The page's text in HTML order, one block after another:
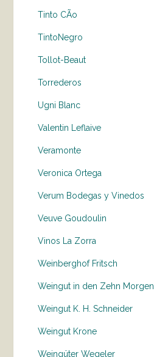
Tinto CÃo
TintoNegro
Tollot-Beaut
Torrederos
Ugni Blanc
Valentin Leflaive
Veramonte
Veronica Ortega
Verum Bodegas y Vinedos
Veuve Goudoulin
Vinos La Zorra
Weinberghof Fritsch
Weingut in den Zehn Morgen
Weingut K. H. Schneider
Weingut Krone
Weingüter Wegeler